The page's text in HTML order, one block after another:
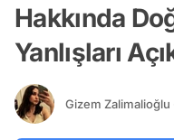
Hakkında
Yanlışları
Gizem Zalimalioğlu